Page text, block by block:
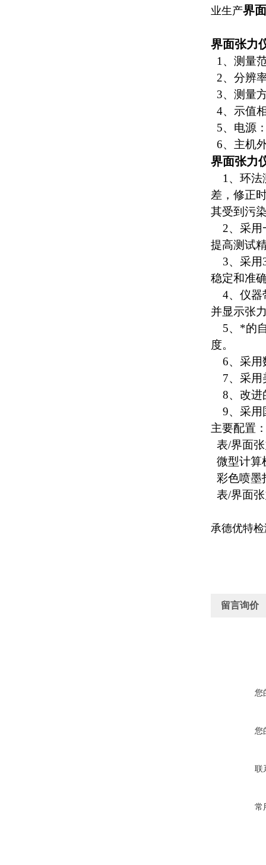
业生产界
界面张力
1、测量
2、分辨
3、测量
4、示值
5、电源
6、主机
界面张力
1、环法
差，修正
其受到污
2、采用
提高测试
3、采用
稳定和准
4、仪
并显示张
5、*的自
度。
6、采用
7、采用
8、改进
9、采用
主要配置
表/界面
微型计算
彩色喷墨
表/界面
承德优特
留言询价
您
您
联
常